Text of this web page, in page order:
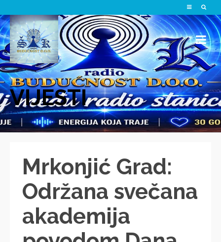
VIJESTI
Mrkonjić Grad:
Održana svečana
akademija